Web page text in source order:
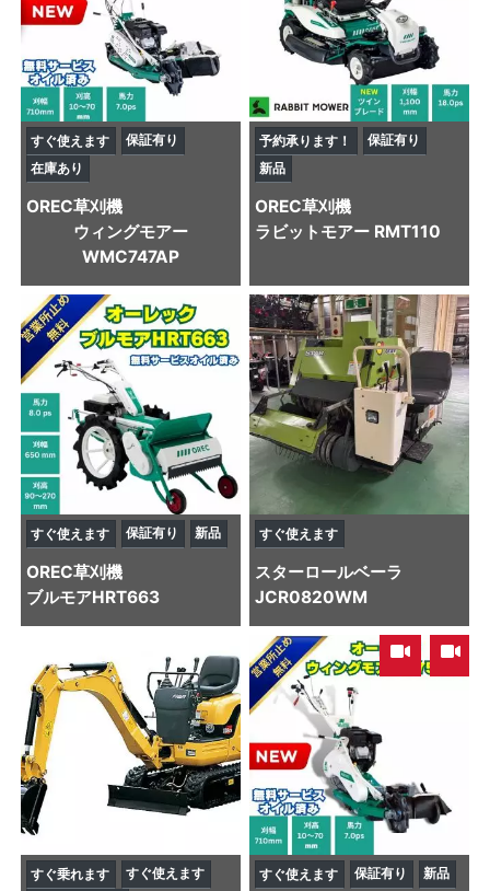
すぐ使えます
保証有り
在庫あり
OREC草刈機
ウィングモアー
WMC747AP
予約承ります！
保証有り
新品
OREC草刈機
ラビットモアー RMT110
すぐ使えます 保証有り 新品
OREC草刈機
ブルモアHRT663
すぐ使えます
スターロールベーラ
JCR0820WM
すぐ乗れます
すぐ使えます
すぐ使えます 保証有り 新品